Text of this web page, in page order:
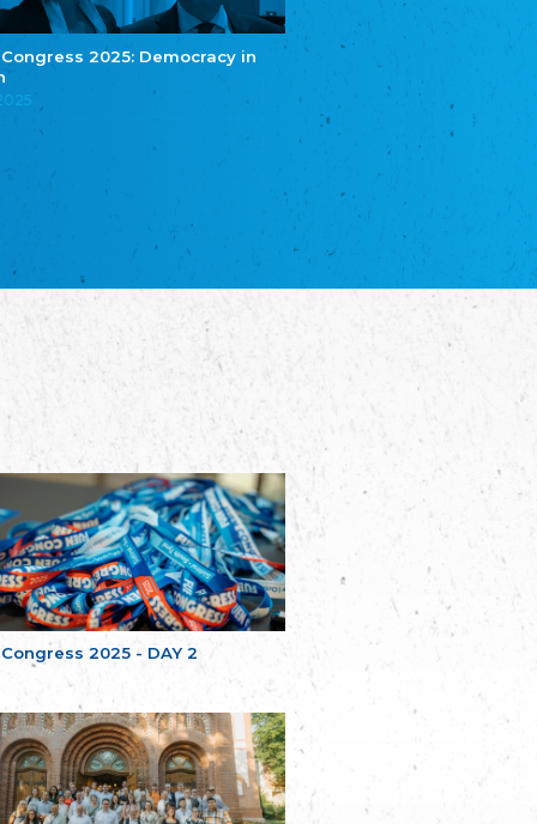
Congress 2025: Democracy in
Congress 2025 - DAY 2
Eestimaa Valgevenelaste Assotsiatsioon
Estonian Belorusian Association
Estonian German Society
Некоммерческое объединение “Русская
школа Эстонии”
благотворительных обществ
Union of Russian Educational and Charitable
Plataforma per la Llengua
Occitania Football Association
Committee for regional action in Brittany
EL - le Mouvement d'Alsace-Lorraine
Elsaß-Lothringischer Volksbund EL
Skol Uhel Ar Vro – Institut Culturel de
Bretagne
The Cultural Institute of Brittany
Unser Land
Our Country
Svenska Finlands folkting/Folktinget
Assoziation der Deutschen Georgiens
"Einung"
Association of Germans of Georgia “Einung”
საერთო სამოქალაქო მოძრაობა -
მრავალეროვანი საქართველო